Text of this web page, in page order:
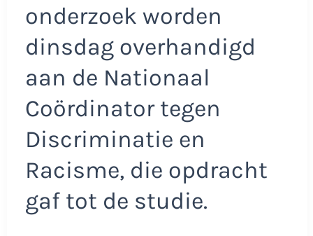
onderzoek worden
dinsdag overhandigd
aan de Nationaal
Coördinator tegen
Discriminatie en
Racisme, die opdracht
gaf tot de studie.